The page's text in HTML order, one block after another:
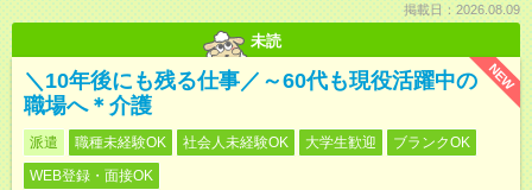
掲載日：2026.08.09
未読
NEW
＼10年後にも残る仕事／～60代も現役活躍中の
職場へ＊介護
派遣 職種未経験OK 社会人未経験OK 大学生歓迎
ブランクOK
WEB登録・面接OK